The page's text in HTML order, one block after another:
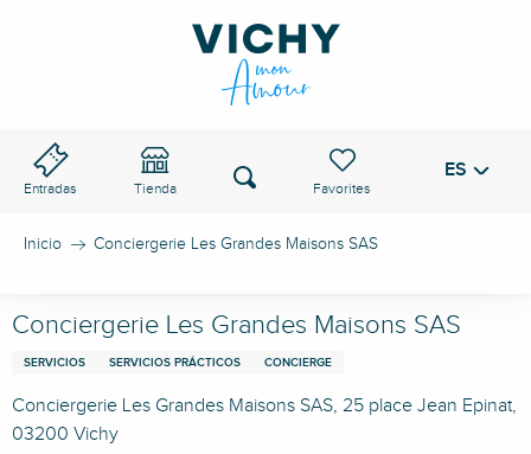
Entradas Tienda
Voir les favoris
Buscar ES
Inicio Conciergerie Les Grandes Maisons SAS
Conciergerie Les Grandes Maisons SAS
SERVICIOS SERVICIOS PRÁCTICOS CONCIERGE
Conciergerie Les Grandes Maisons SAS, 25 place Jean Epinat,
03200 Vichy